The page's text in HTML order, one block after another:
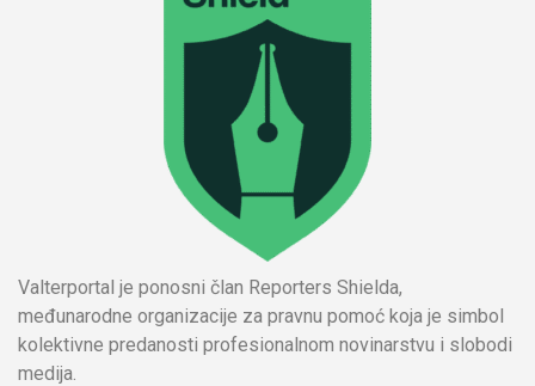
Valterportal je ponosni član Reporters Shielda,
međunarodne organizacije za pravnu pomoć koja je simbol
kolektivne predanosti profesionalnom novinarstvu i slobodi
medija.